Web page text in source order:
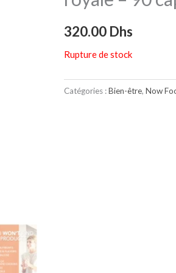
320.00 Dhs
Rupture de stock
Catégories :Bien-être, Now